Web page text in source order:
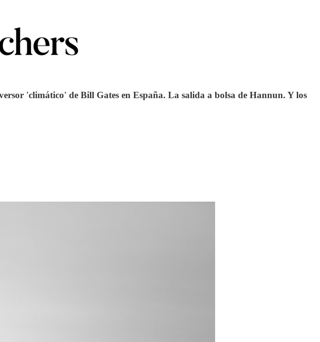
'climático' de Bill Gates en España. La salida a bolsa de Hannun. Y los